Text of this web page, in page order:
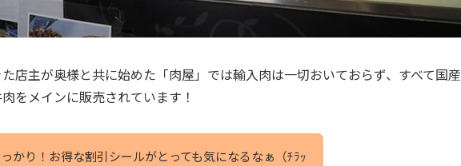
店主が奥様と共に始めた「肉屋」では輸入肉は一切おいておらず、すべて国産
をメインに販売されています！
かり！お得な割引シールがとっても気になるなぁ（ﾁﾗｯ